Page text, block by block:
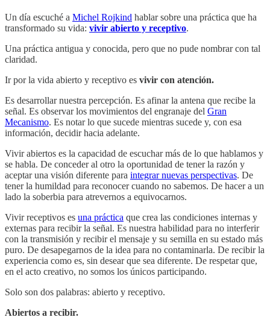
Un día escuché a Michel Rojkind hablar sobre una práctica que ha
transformado su vida: vivir abierto y receptivo.
Una práctica antigua y conocida, pero que no pude nombrar con tal
claridad.
Ir por la vida abierto y receptivo es vivir con atención.
Es desarrollar nuestra percepción. Es afinar la antena que recibe la
señal. Es observar los movimientos del engranaje del Gran
Mecanismo. Es notar lo que sucede mientras sucede y, con esa
información, decidir hacia adelante.
Vivir abiertos es la capacidad de escuchar más de lo que hablamos y
se habla. De conceder al otro la oportunidad de tener la razón y
aceptar una visión diferente para integrar nuevas perspectivas. De
tener la humildad para reconocer cuando no sabemos. De hacer a un
lado la soberbia para atrevernos a equivocarnos.
Vivir receptivos es una práctica que crea las condiciones internas y
externas para recibir la señal. Es nuestra habilidad para no interferir
con la transmisión y recibir el mensaje y su semilla en su estado más
puro. De desapegarnos de la idea para no contaminarla. De recibir la
experiencia como es, sin desear que sea diferente. De respetar que,
en el acto creativo, no somos los únicos participando.
Solo son dos palabras: abierto y receptivo.
Abiertos a recibir.